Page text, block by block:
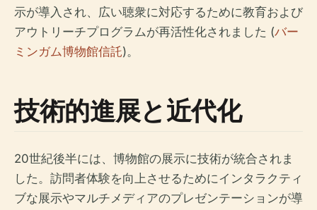
示が導入され、広い聴衆に対応するために教育および
アウトリーチプログラムが再活性化されました (バー
ミンガム博物館信託)。
技術的進展と近代化
20世紀後半には、博物館の展示に技術が統合されま
した。訪問者体験を向上させるためにインタラクティ
ブな展示やマルチメディアのプレゼンテーションが導